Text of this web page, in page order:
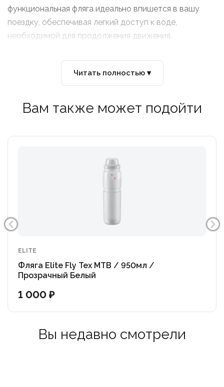
функциональная фляга идеально впишется в вашу
поездку, обеспечивая легкий доступ к воде,
необходимой для продолжения движения.
Читать полностью ▾
Вам также может подойти
ELITE
Фляга Elite Fly Tex MTB / 950мл /
Прозрачный Белый
1 000 ₽
Вы недавно смотрели